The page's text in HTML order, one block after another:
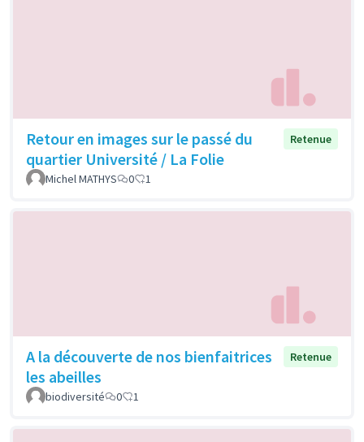
Retour en images sur le passé du
quartier Université / La Folie
Retenue
Michel MATHYS 0 1
A la découverte de nos bienfaitrices
les abeilles
Retenue
biodiversité 0 1